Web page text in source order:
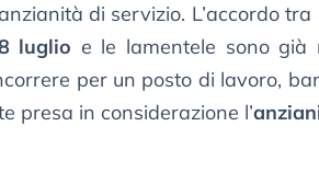
di servizio. L’accordo
luglio e le lamentele sono già
per un posto di lavoro,
presa in considerazione l’